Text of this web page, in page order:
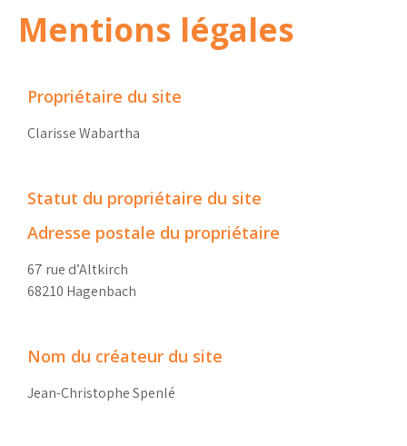
Mentions légales
Propriétaire du site
Clarisse Wabartha
Statut du propriétaire du site
Adresse postale du propriétaire
67 rue d’Altkirch
68210 Hagenbach
Nom du créateur du site
Jean-Christophe Spenlé